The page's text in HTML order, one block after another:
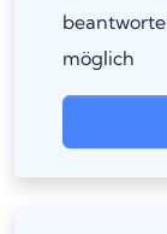
möglich